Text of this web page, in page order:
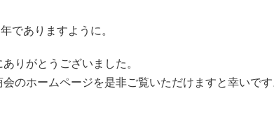
でありますように。
りがとうございました。
のホームページを是非ご覧いただけますと幸いです